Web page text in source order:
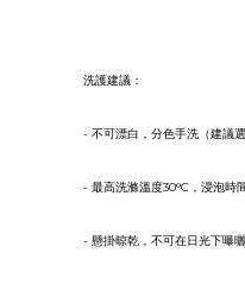
洗護建議：
- 不可漂白，分色手洗（建議
- 最高洗滌溫度30°C，浸泡時
- 懸掛晾乾，不可在日光下曝